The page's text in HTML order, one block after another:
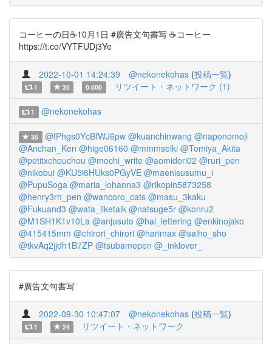
コーヒーの日☕️10月1日 #廣告文句書写 ☕️コーヒー
https://t.co/VYTFUDj3Ye
2022-10-01 14:24:39 @nekonekohas (投稿一覧)
1 35 0.000 リツイート・ネットワーク (1)
1 @nekonekohas
35 @fPhgs0YcBfWJ6pw @kuanchinwang @naponomoji
@Anchan_Ken @hige06160 @mmmseiki @Tomiya_Akita
@petitxchouchou @mochi_write @aomidori02 @ruri_pen
@nikobui @KU5i6HUks0PGyVE @maenisusumu_i
@PupuSoga @maria_iohanna3 @rikopin5873258
@henry3rh_pen @wancoro_cats @masu_3kaku
@Fukuand3 @wata_liketalk @natsuge5r @konru2
@M1SH1K1v10La @anjusuto @hal_lettering @enkinojako
@415415mm @chirori_chirori @harimax @saiho_sho
@tkvAq2jjdh1B7ZP @tsubamepen @_inklover_
#廣告文句書写
2022-09-30 10:47:07 @nekonekohas (投稿一覧)
1 24 リツイート・ネットワーク